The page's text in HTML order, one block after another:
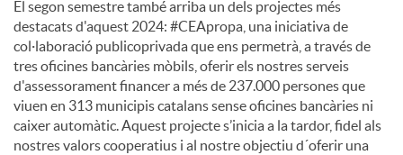
El segon semestre també arriba un dels projectes més
destacats d'aquest 2024: #CEApropa, una iniciativa de
col·laboració publicoprivada que ens permetrà, a través de
tres oficines bancàries mòbils, oferir els nostres serveis
d'assessorament financer a més de 237.000 persones que
viuen en 313 municipis catalans sense oficines bancàries ni
caixer automàtic. Aquest projecte s’inicia a la tardor, fidel als
nostres valors cooperatius i al nostre objectiu d´oferir una